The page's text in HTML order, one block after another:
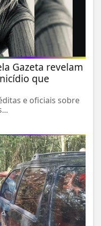
Gazeta revelam
que
e oficiais sobre